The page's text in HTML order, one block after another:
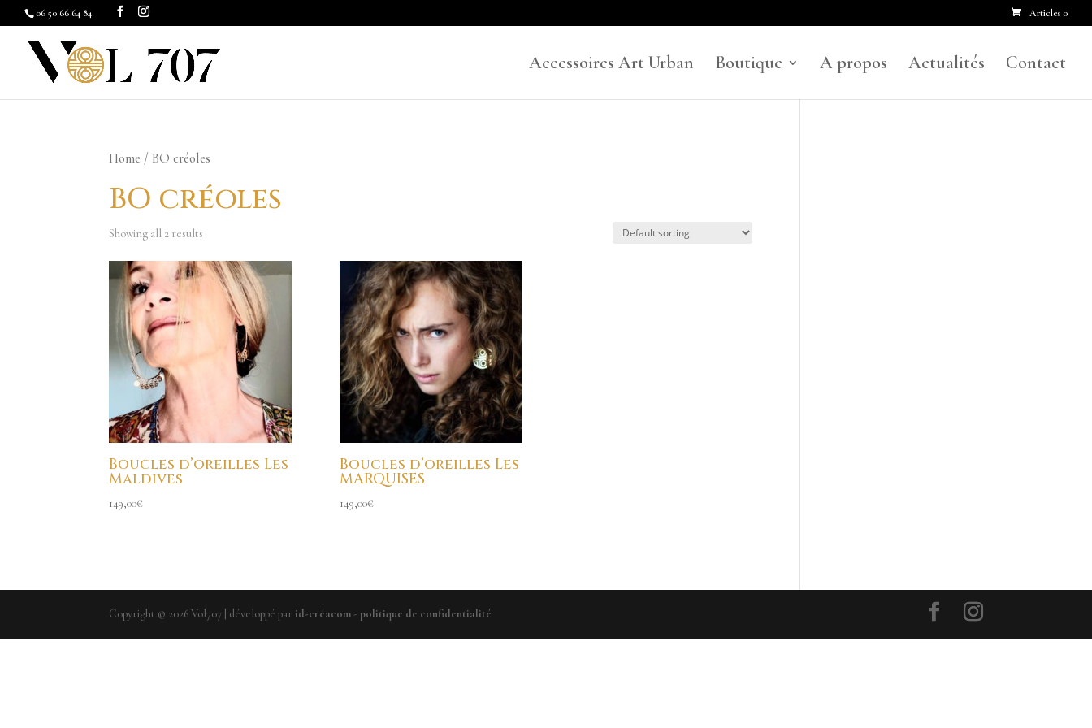
06 50 66 64 84 Articles 0
Accessoires Art Urban Boutique A propos Actualités Contact
Home / BO créoles
BO créoles
Showing all 2 results
Boucles d’oreilles Les
Maldives
149,00€
Boucles d’oreilles Les
MARQUISES
149,00€
Copyright © 2026Vol707 | développé par id-créacom- politique de confidentialité